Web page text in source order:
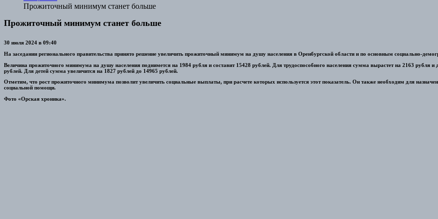
Прожиточный минимум станет больше
Прожиточный минимум станет больше
30 июля 2024 в 09:40
На заседании регионального правительства принято решение увеличить прожиточный минимум на душу населения в Оренбургской области и по основным социально-
Величина прожиточного минимума на душу населения поднимется на 1984 рубля и составит 15428 рублей. Для трудоспособного населения сумма вырастет на 2163 рубля и
рублей. Для детей сумма увеличится на 1827 рублей до 14965 рублей.
Отметим, что рост прожиточного минимума позволит увеличить социальные выплаты, при расчете которых используется этот показатель. Он также необходим для
социальной помощи.
Фото «Орская хроника».